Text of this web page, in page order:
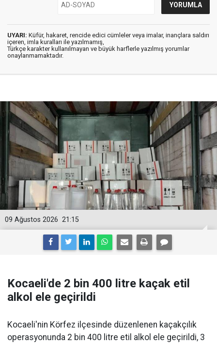
UYARI: Küfür, hakaret, rencide edici cümleler veya imalar, inançlara saldırı
içeren, imla kuralları ile yazılmamış,
Türkçe karakter kullanılmayan ve büyük harflerle yazılmış yorumlar
onaylanmamaktadır.
21:15
09 Ağustos 2026
Kocaeli'de 2 bin 400 litre kaçak etil
alkol ele geçirildi
Kocaeli'nin Körfez ilçesinde düzenlenen kaçakçılık
operasyonunda 2 bin 400 litre etil alkol ele geçirildi, 3